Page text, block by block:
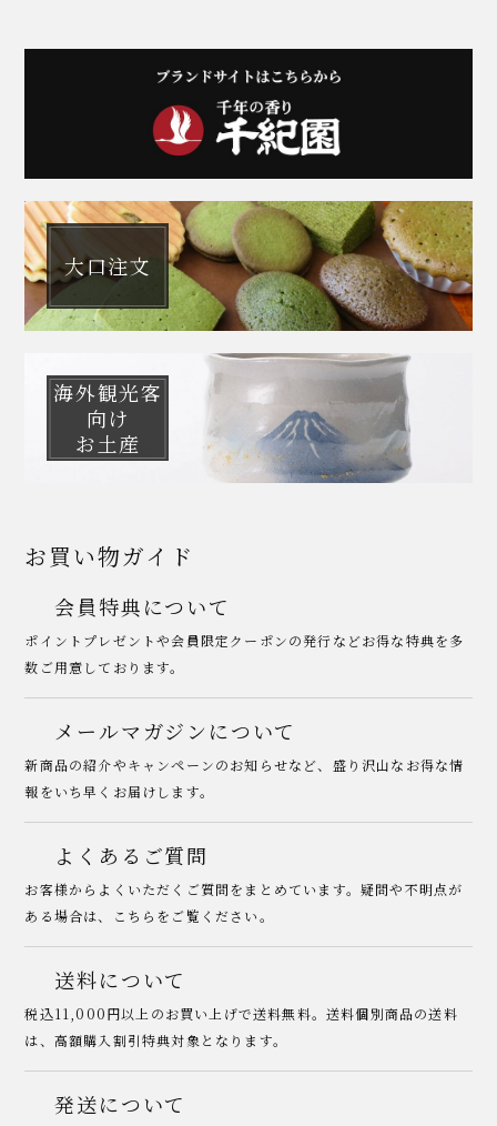
大口注文
海外観光客
向け
お土産
お買い物ガイド
会員特典について
ポイントプレゼントや会員限定クーポンの発行などお得な特典を多
数ご用意しております。
メールマガジンについて
新商品の紹介やキャンペーンのお知らせなど、盛り沢山なお得な情
報をいち早くお届けします。
よくあるご質問
お客様からよくいただくご質問をまとめています。疑問や不明点が
ある場合は、こちらをご覧ください。
送料について
税込11,000円以上のお買い上げで送料無料。送料個別商品の送料
は、高額購入割引特典対象となります。
発送について